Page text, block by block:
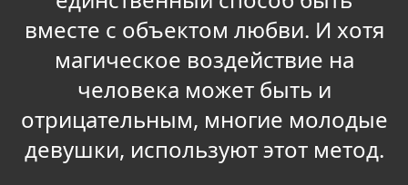
вместе с объектом любви. И хотя
магическое воздействие на
человека может быть и
отрицательным, многие молодые
девушки, используют этот метод.